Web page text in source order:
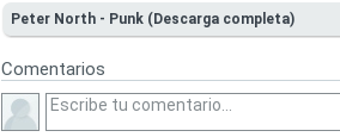
Peter North - Punk (Descarga completa)
Comentarios